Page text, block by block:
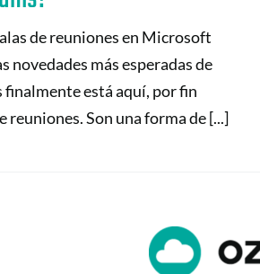
de reuniones en Microsoft
novedades más esperadas de
está aquí, por fin
reuniones. Son una forma de [...]